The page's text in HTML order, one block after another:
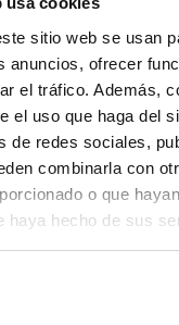
sitio web se usan
anuncios, ofrecer
el tráfico. Además,
el uso que haga del
de redes sociales,
combinarla con
o que
haya hecho de sus
ningún resultado.